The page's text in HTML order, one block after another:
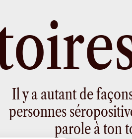
oire
Il y a autant de
personnes
parole à ton